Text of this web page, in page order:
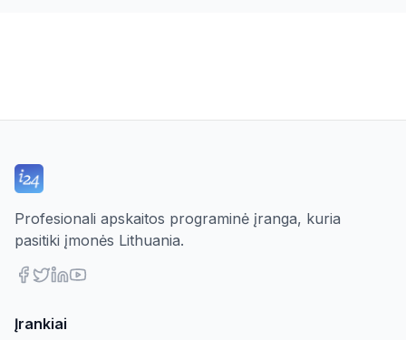
Profesionali apskaitos programinė įranga, kuria
pasitiki įmonės Lithuania.
Įrankiai